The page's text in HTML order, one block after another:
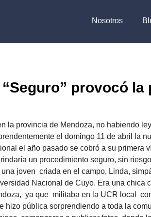
Nosotros
provocó la
la provincia de Mendoza, no habiendo
el domingo 11 de abril la
el año pasado se cobró a su primera
un procedimiento seguro, sin
joven criada en el campo, Linda,
Nacional de Cuyo. Era una chica
ya que militaba en la UCR local
hizo pública sorprendiendo a toda la